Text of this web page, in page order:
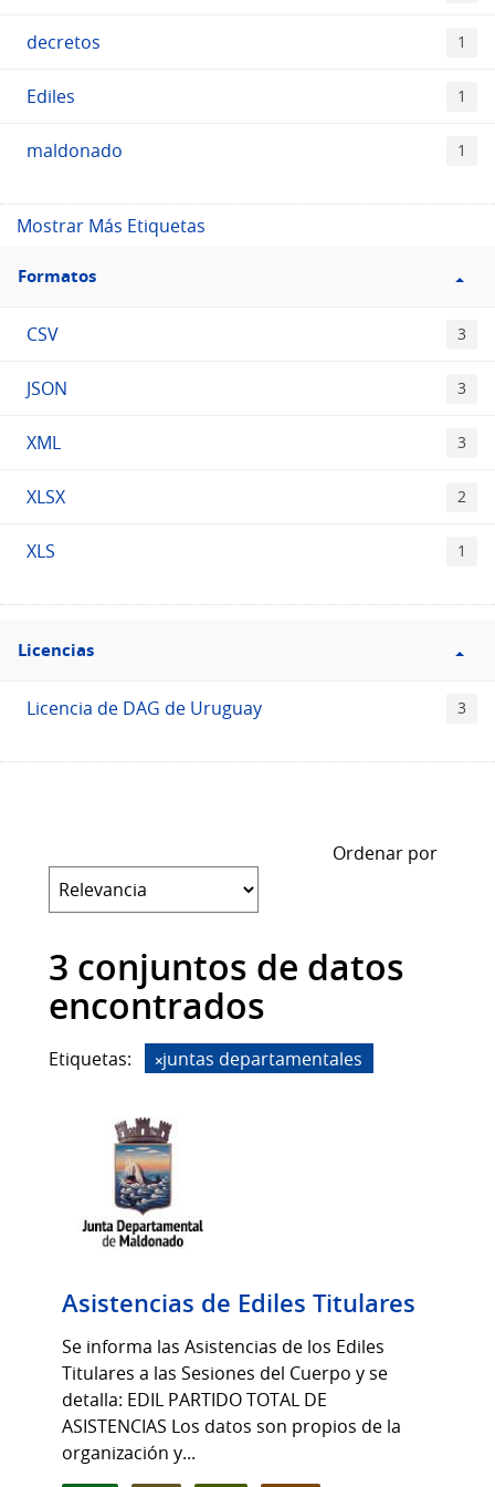
decretos 1
Ediles 1
maldonado 1
Mostrar Más Etiquetas
Filtro
Formatos
Formatos
CSV 3
JSON 3
XML 3
XLSX 2
XLS 1
Filtro
Licencias
Licencias
Licencia de DAG de Uruguay 3
Ordenar por
3 conjuntos de datos
encontrados
Etiquetas: juntas departamentales
Asistencias de Ediles Titulares
Se informa las Asistencias de los Ediles
Titulares a las Sesiones del Cuerpo y se
detalla: EDIL PARTIDO TOTAL DE
ASISTENCIAS Los datos son propios de la
organización y...